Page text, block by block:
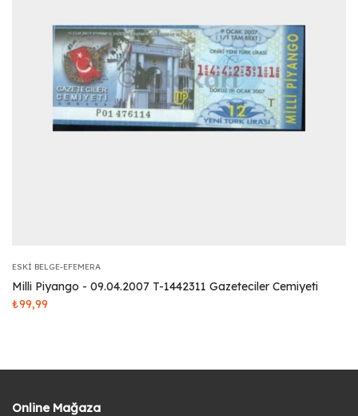
ESKI BELGE-EFEMERA
Milli Piyango - 09.04.2007 T-1442311 Gazeteciler Cemiyeti
₺99,99
Online Mağaza